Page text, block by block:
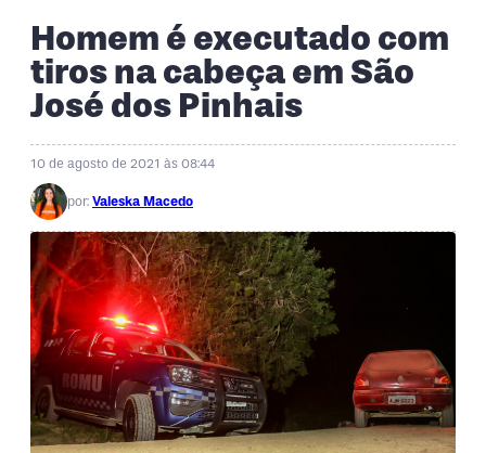
Homem é executado com
tiros na cabeça em São
José dos Pinhais
10 de agosto de 2021 às 08:44
por: Valeska Macedo